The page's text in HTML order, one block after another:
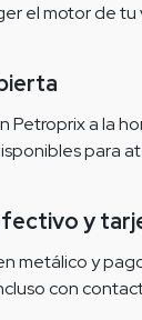
el motor de tu
Petroprix a la
para
y
metálico y
con